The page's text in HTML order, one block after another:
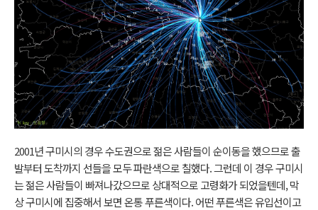
2001년 구미시의 경우 수도권으로 젊은 사람들이 순이동을 했으므로 출
발부터 도착까지 선들을 모두 파란색으로 칠했다. 그런데 이 경우 구미시
는 젊은 사람들이 빠져나갔으므로 상대적으로 고령화가 되었을텐데, 막
상 구미시에 집중해서 보면 온통 푸른색이다. 어떤 푸른색은 유입선이고